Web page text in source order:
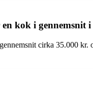
kok i gennemsnit
cirka 35.000 kr.